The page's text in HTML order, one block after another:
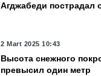
Агджабеди пострадал
2 Mart 2025 10:43
Высота снежного
превысил один метр